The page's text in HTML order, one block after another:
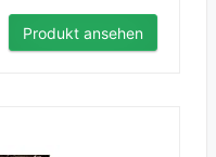
Produkt ansehen